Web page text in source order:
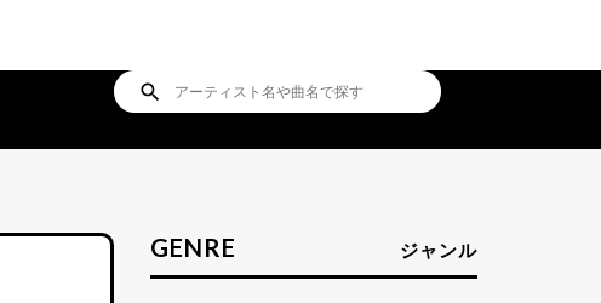
search
GENRE ジャンル